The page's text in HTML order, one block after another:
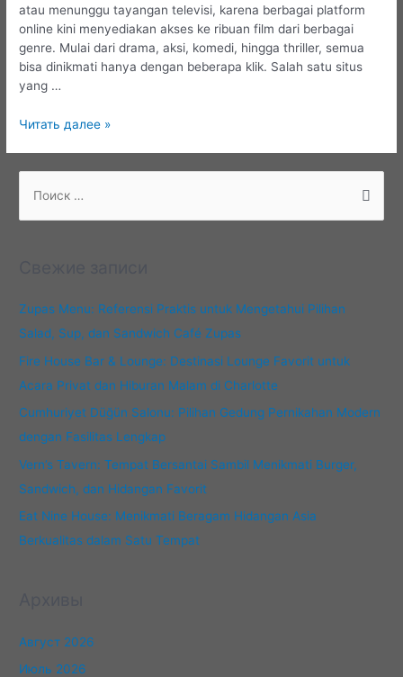
atau menunggu tayangan televisi, karena berbagai platform
online kini menyediakan akses ke ribuan film dari berbagai
genre. Mulai dari drama, aksi, komedi, hingga thriller, semua
bisa dinikmati hanya dengan beberapa klik. Salah satu situs
yang …
Panduan
dengan
Akses
Читать далее »
:Zupas Menu: Referensi Praktis untuk Mengetahui Pilihan
Salad, Sup, dan Sandwich Café Zupas
Fire House Bar & Lounge: Destinasi Lounge Favorit untuk
Acara Privat dan Hiburan Malam di Charlotte
Cumhuriyet Düğün Salonu: Pilihan Gedung Pernikahan Modern
dengan Fasilitas Lengkap
Vern’s Tavern: Tempat Bersantai Sambil Menikmati Burger,
Sandwich, dan Hidangan Favorit
Eat Nine House: Menikmati Beragam Hidangan Asia
Berkualitas dalam Satu Tempat
Август 2026
Июль 2026